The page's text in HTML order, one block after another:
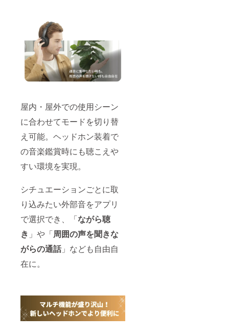
屋内・屋外での使用シーン
に合わせてモードを切り替
え可能。ヘッドホン装着で
の音楽鑑賞時にも聴こえや
すい環境を実現。
シチュエーションごとに取
り込みたい外部音をアプリ
で選択でき、「ながら聴
き 」や「周囲の声を聞きな
がらの通話」なども自由自
在に。